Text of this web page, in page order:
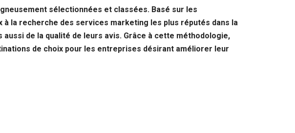
sélectionnées et classées. Basé sur les
la recherche des services marketing les plus réputés dans la
de la qualité de leurs avis. Grâce à cette méthodologie,
de choix pour les entreprises désirant améliorer leur